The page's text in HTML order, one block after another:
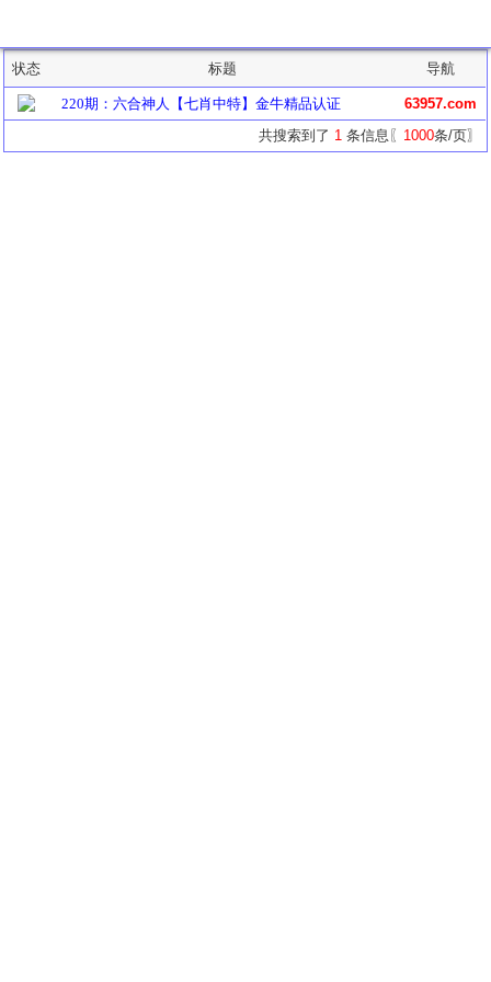
状态 标题 导航
220期：六合神人【七肖中特】金牛精品认证
63957.com
共搜索到了 1条信息〖 1000条/页〗